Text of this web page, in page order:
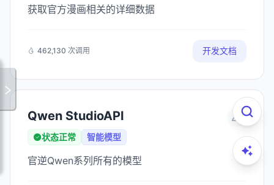
获取官方漫画相关的详细数据
462,130 次调用 开发文档
Qwen StudioAPI
状态正常 智能模型
官逆Qwen系列所有的模型